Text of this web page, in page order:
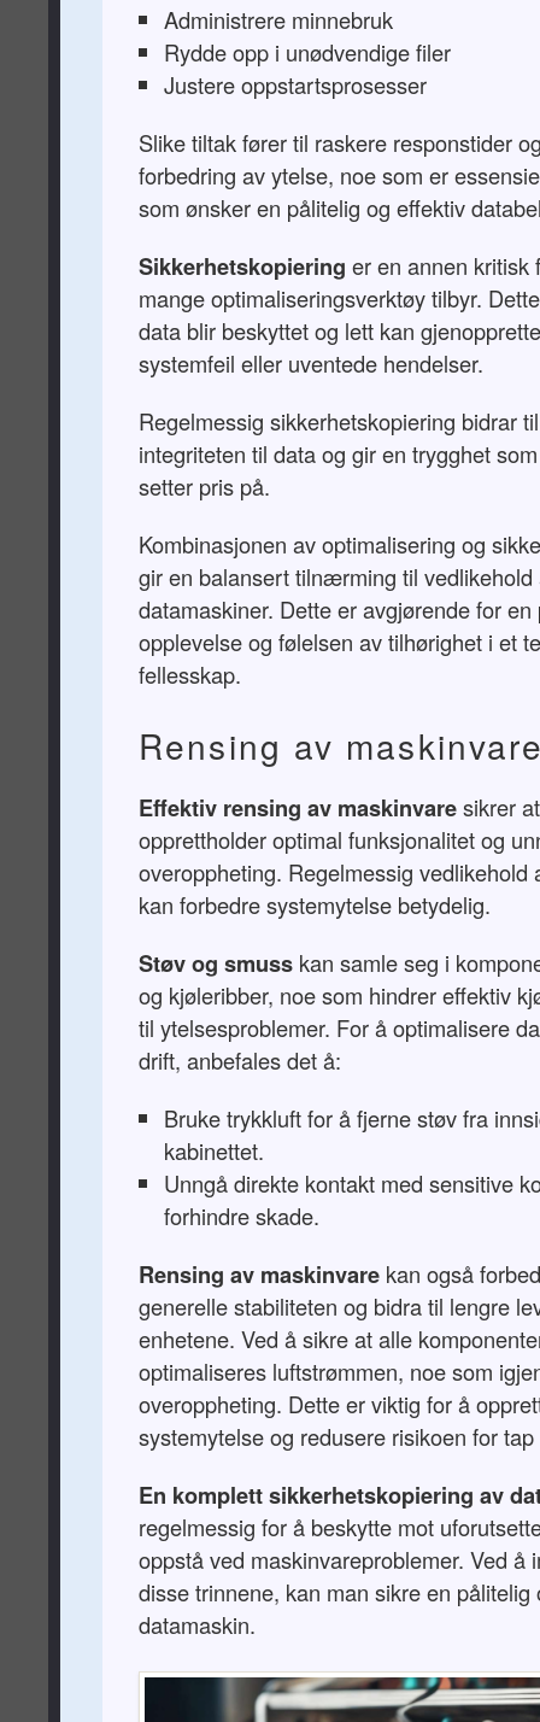
Administrere minnebruk
Rydde opp i unødvendige filer
Justere oppstartsprosesser
Slike tiltak fører til raskere responstider
forbedring av ytelse, noe som er
som ønsker en pålitelig og effektiv
Sikkerhetskopiering er en annen kritisk
mange optimaliseringsverktøy tilbyr.
data blir beskyttet og lett kan
systemfeil eller uventede hendelser.
Regelmessig sikkerhetskopiering bidrar
integriteten til data og gir en trygghet
setter pris på.
Kombinasjonen av optimalisering og
gir en balansert tilnærming til vedlikehold
datamaskiner. Dette er avgjørende for
opplevelse og følelsen av tilhørighet i et
fellesskap.
Rensing av
Effektiv rensing av maskinvaresikrer
opprettholder optimal funksjonalitet og
overoppheting. Regelmessig vedlikehold
kan forbedre systemytelse betydelig.
Støv og smuss kan samle seg i
og kjøleribber, noe som hindrer effektiv
til ytelsesproblemer. For å optimalisere
drift, anbefales det å:
Bruke trykkluft for å fjerne støv fra
kabinettet.
Unngå direkte kontakt med sensitive
forhindre skade.
Rensing av maskinvare kan også
generelle stabiliteten og bidra til lengre
enhetene. Ved å sikre at alle
optimaliseres luftstrømmen, noe som
overoppheting. Dette er viktig for å
systemytelse og redusere risikoen for
En komplett sikkerhetskopiering av
regelmessig for å beskytte mot
oppstå ved maskinvareproblemer. Ved å
disse trinnene, kan man sikre en pålitelig
datamaskin.